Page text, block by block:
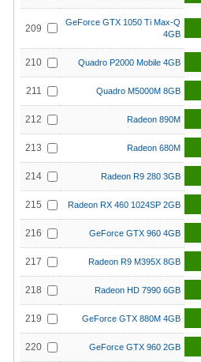
209
GeForce GTX 1050 Ti Max-Q
4GB
210 Quadro P2000 Mobile 4GB
211 Quadro M5000M 8GB
212 Radeon 890M
213 Radeon 680M
214 Radeon R9 280 3GB
215 Radeon RX 460 1024SP 2GB
216 GeForce GTX 960 4GB
217 Radeon R9 M395X 8GB
218 Radeon HD 7990 6GB
219 GeForce GTX 880M 4GB
220 GeForce GTX 960 2GB